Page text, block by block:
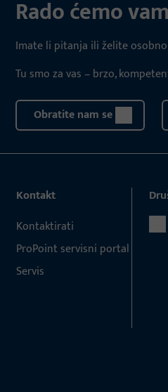
Rado ćemo
Imate li pitanja ili želite
Tu smo za vas – brzo,
Obratite nam se
Kontakt
Kontaktirati
ProPoint servisni portal
Servis